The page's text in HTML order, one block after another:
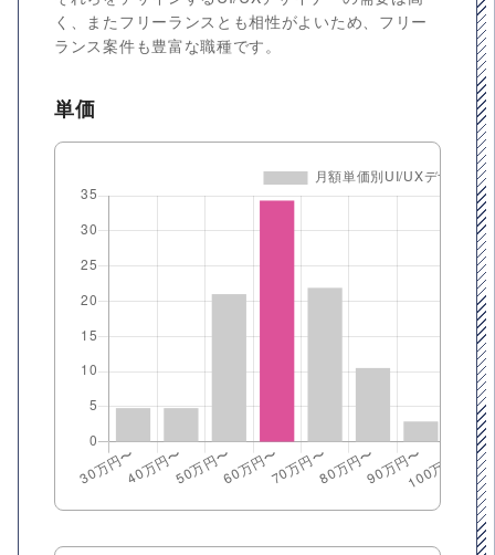
く、またフリーランスとも相性がよいため、フリー
ランス案件も豊富な職種です。
単価